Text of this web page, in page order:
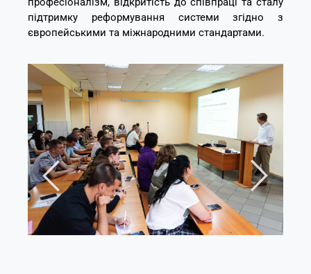
підтримку реформування системи згідно з
європейськими та міжнародними стандартами.